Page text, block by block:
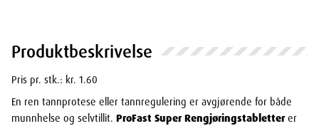
Produktbeskrivelse
Pris pr. stk.: kr. 1.60
En ren tannprotese eller tannregulering er avgjørende for både
munnhelse og selvtillit. ProFast Super Rengjøringstabletterer